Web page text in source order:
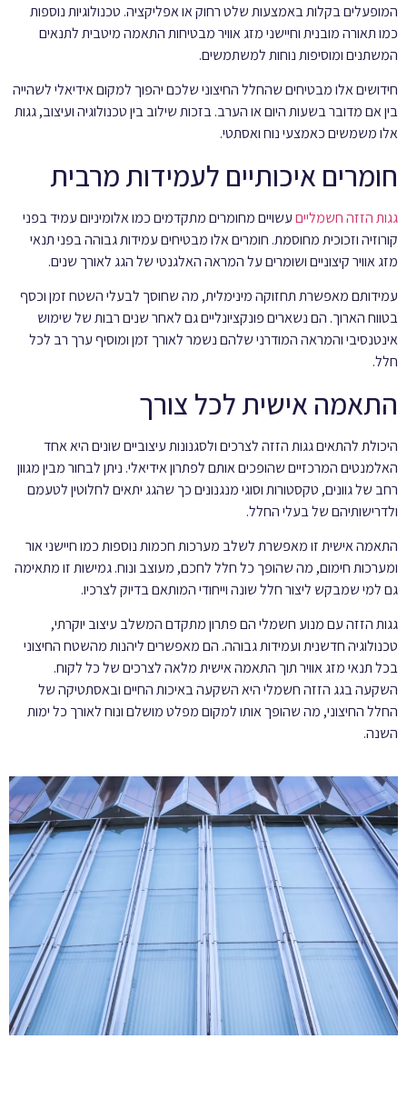
המופעלים בקלות באמצעות שלט רחוק או אפליקציה. טכנולוגיות נוספות
כמו תאורה מובנית וחיישני מזג אוויר מבטיחות התאמה מיטבית לתנאים
המשתנים ומוסיפות נוחות למשתמשים.
חידושים אלו מבטיחים שהחלל החיצוני שלכם יהפוך למקום אידיאלי לשהייה
בין אם מדובר בשעות היום או הערב. בזכות שילוב בין טכנולוגיה ועיצוב, גגות
אלו משמשים כאמצעי נוח ואסתטי.
חומרים איכותיים לעמידות מרבית
גגות הזזה חשמלייםעשויים מחומרים מתקדמים כמו אלומיניום עמיד בפני
קורוזיה וזכוכית מחוסמת. חומרים אלו מבטיחים עמידות גבוהה בפני תנאי
מזג אוויר קיצוניים ושומרים על המראה האלגנטי של הגג לאורך שנים.
עמידותם מאפשרת תחזוקה מינימלית, מה שחוסך לבעלי השטח זמן וכסף
בטווח הארוך. הם נשארים פונקציונליים גם לאחר שנים רבות של שימוש
אינטנסיבי והמראה המודרני שלהם נשמר לאורך זמן ומוסיף ערך רב לכל
חלל.
התאמה אישית לכל צורך
היכולת להתאים גגות הזזה לצרכים ולסגנונות עיצוביים שונים היא אחד
האלמנטים המרכזיים שהופכים אותם לפתרון אידיאלי. ניתן לבחור מבין מגוון
רחב של גוונים, טקסטורות וסוגי מנגנונים כך שהגג יתאים לחלוטין לטעמם
ולדרישותיהם של בעלי החלל.
התאמה אישית זו מאפשרת לשלב מערכות חכמות נוספות כמו חיישני אור
ומערכות חימום, מה שהופך כל חלל לחכם, מעוצב ונוח. גמישות זו מתאימה
גם למי שמבקש ליצור חלל שונה וייחודי המותאם בדיוק לצרכיו.
גגות הזזה עם מנוע חשמלי הם פתרון מתקדם המשלב עיצוב יוקרתי,
טכנולוגיה חדשנית ועמידות גבוהה. הם מאפשרים ליהנות מהשטח החיצוני
בכל תנאי מזג אוויר תוך התאמה אישית מלאה לצרכים של כל לקוח.
השקעה בגג הזזה חשמלי היא השקעה באיכות החיים ובאסתטיקה של
החלל החיצוני, מה שהופך אותו למקום מפלט מושלם ונוח לאורך כל ימות
השנה.